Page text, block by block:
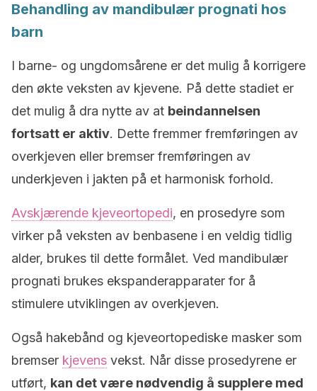
Behandling av mandibulær prognati hos
barn
I barne- og ungdomsårene er det mulig å korrigere
den økte veksten av kjevene. På dette stadiet er
det mulig å dra nytte av at beindannelsen
fortsatt er aktiv. Dette fremmer fremføringen av
overkjeven eller bremser fremføringen av
underkjeven i jakten på et harmonisk forhold.
Avskjærende kjeveortopedi, en prosedyre som
virker på veksten av benbasene i en veldig tidlig
alder, brukes til dette formålet. Ved mandibulær
prognati brukes ekspanderapparater for å
stimulere utviklingen av overkjeven.
Også hakebånd og kjeveortopediske masker som
bremser kjevens vekst. Når disse prosedyrene er
utført, kan det være nødvendig å supplere med